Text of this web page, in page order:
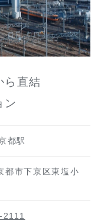
ら直結
ン
都駅
市下京区東塩小